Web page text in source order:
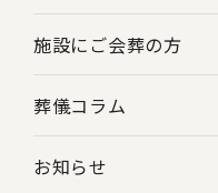
施設にご会葬の方
葬儀コラム
お知らせ